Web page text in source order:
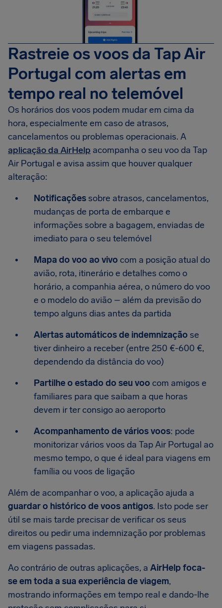
Rastreie os voos da Tap Air
Portugal com alertas em
tempo real no telemóvel
Os horários dos voos podem mudar em cima da
hora, especialmente em caso de atrasos,
cancelamentos ou problemas operacionais. A
aplicação da AirHelp acompanha o seu voo da Tap
Air Portugal e avisa assim que houver qualquer
alteração:
Notificaçõessobre atrasos, cancelamentos,
mudanças de porta de embarque e
informações sobre a bagagem, enviadas de
imediato para o seu telemóvel
Mapa do voo ao vivo com a posição atual do
avião, rota, itinerário e detalhes como o
horário, a companhia aérea, o número do voo
e o modelo do avião – além da previsão do
tempo alguns dias antes da partida
Alertas automáticos de indemnização se
tiver dinheiro a receber (entre 250 €-600 €,
dependendo da distância do voo)
Partilhe o estado do seu voo com amigos e
familiares para que saibam a que horas
devem ir ter consigo ao aeroporto
Acompanhamento de vários voos: pode
monitorizar vários voos da Tap Air Portugal ao
mesmo tempo, o que é ideal para viagens em
família ou voos de ligação
Além de acompanhar o voo, a aplicação ajuda a
guardar o histórico de voos antigos. Isto pode ser
útil se mais tarde precisar de verificar os seus
direitos ou pedir uma indemnização por problemas
em viagens passadas.
Ao contrário de outras aplicações, a AirHelp foca-
se em toda a sua experiência de viagem,
mostrando informações em tempo real e dando-lhe